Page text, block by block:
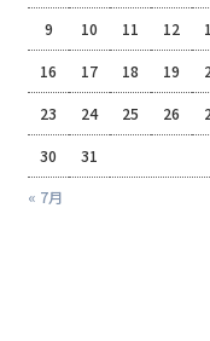
« 7月
9 10 11 12
16 17 18 19
23 24 25 26
30 31